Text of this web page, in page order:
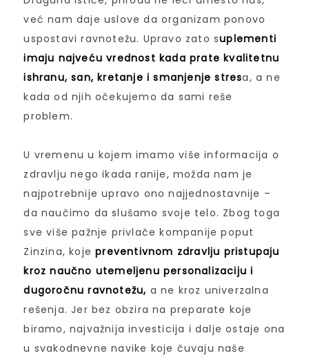
već nam daje uslove da organizam ponovo
uspostavi ravnotežu. Upravo zato suplementi
imaju najveću vrednost kada prate kvalitetnu
ishranu, san, kretanje i smanjenje stresa, a ne
kada od njih očekujemo da sami reše
problem.
U vremenu u kojem imamo više informacija o
zdravlju nego ikada ranije, možda nam je
najpotrebnije upravo ono najjednostavnije –
da naučimo da slušamo svoje telo. Zbog toga
sve više pažnje privlače kompanije poput
Zinzina, kojepreventivnom zdravlju pristupaju
kroz naučno utemeljenu personalizaciju i
dugoročnu ravnotežu, a ne kroz univerzalna
rešenja. Jer bez obzira na preparate koje
biramo, najvažnija investicija i dalje ostaje ona
u svakodnevne navike koje čuvaju naše